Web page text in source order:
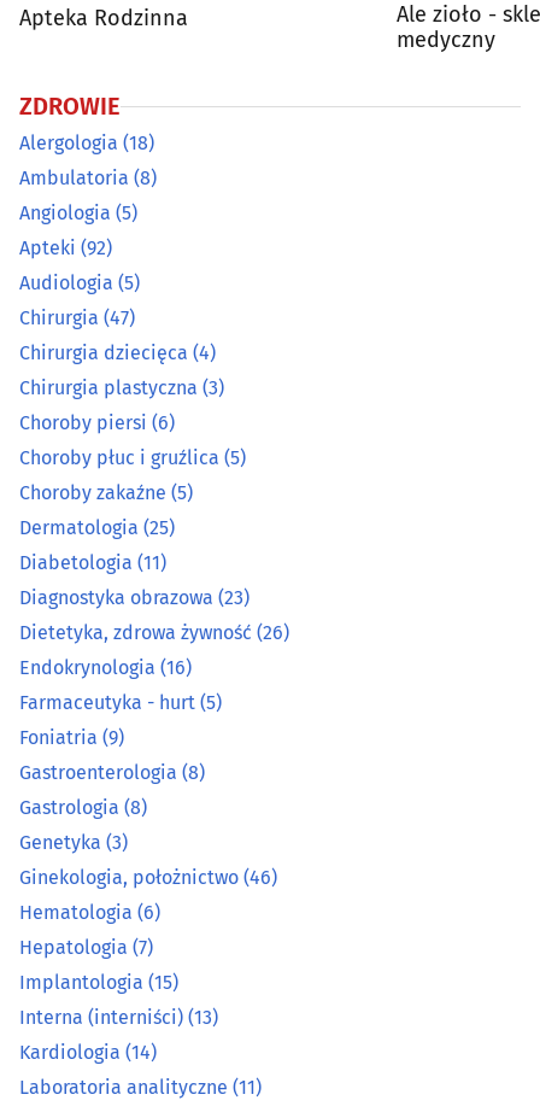
Choroby zakaźne(5)
Diabetologia(11)
Diagnostyka obrazowa
Dietetyka, zdrowa żywność
Farmaceutyka - hurt(5)
Foniatria (9)
Gastroenterologia
Gastrologia (8)
Genetyka(3)
Ginekologia, położnictwo
Hematologia(6)
Hepatologia
Implantologia (15)
Interna (interniści)
Kardiologia(14)
Laboratoria analityczne (11)
Apteka Rodzinna
Ale zioło -
medyczny
ZDROWIE
Alergologia (18)
Ambulatoria (8)
Angiologia (5)
Apteki (92)
Audiologia (5)
Chirurgia (47)
Chirurgia dziecięca (4)
Chirurgia plastyczna (3)
Choroby piersi (6)
Choroby płuc i gruźlica (5)
Choroby zakaźne (5)
Dermatologia (25)
Diabetologia (11)
Diagnostyka obrazowa (23)
Dietetyka, zdrowa żywność (26)
Endokrynologia (16)
Farmaceutyka - hurt (5)
Foniatria (9)
Gastroenterologia (8)
Gastrologia (8)
Genetyka (3)
Ginekologia, położnictwo (46)
Hematologia (6)
Hepatologia (7)
Implantologia (15)
Interna (interniści) (13)
Kardiologia (14)
Laboratoria analityczne (11)